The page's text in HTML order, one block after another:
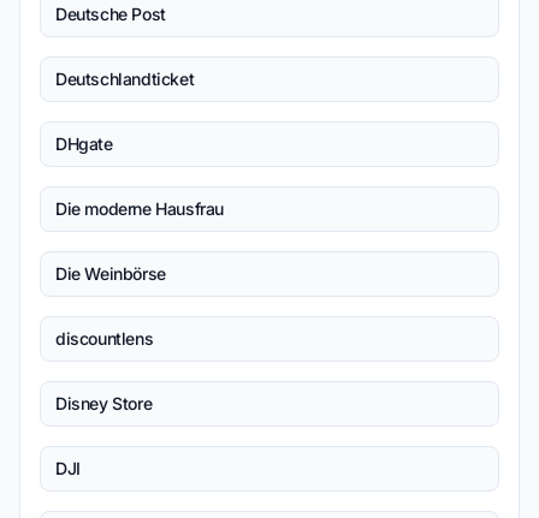
Deutsche Post
Deutschlandticket
DHgate
Die moderne Hausfrau
Die Weinbörse
discountlens
Disney Store
DJI